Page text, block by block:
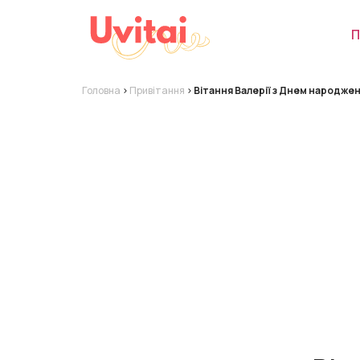
Головна > Привітання > Вітання Валерії з Днем